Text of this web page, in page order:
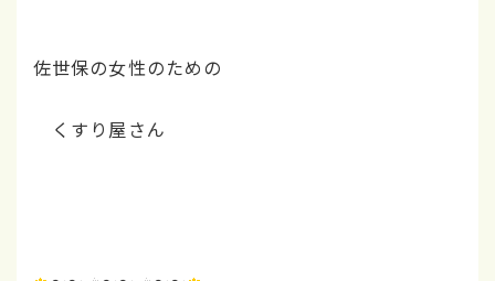
佐世保の女性のための
くすり屋さん